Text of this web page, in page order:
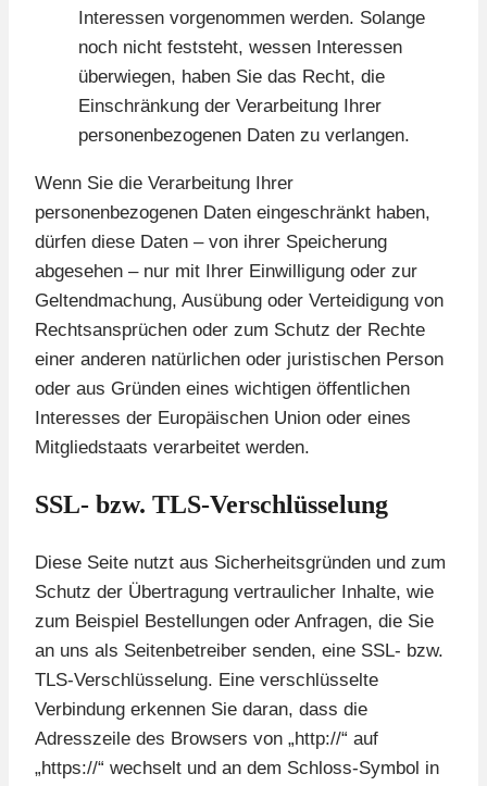
Interessen vorgenommen werden. Solange
noch nicht feststeht, wessen Interessen
überwiegen, haben Sie das Recht, die
Einschränkung der Verarbeitung Ihrer
personenbezogenen Daten zu verlangen.
Wenn Sie die Verarbeitung Ihrer
personenbezogenen Daten eingeschränkt haben,
dürfen diese Daten – von ihrer Speicherung
abgesehen – nur mit Ihrer Einwilligung oder zur
Geltendmachung, Ausübung oder Verteidigung von
Rechtsansprüchen oder zum Schutz der Rechte
einer anderen natürlichen oder juristischen Person
oder aus Gründen eines wichtigen öffentlichen
Interesses der Europäischen Union oder eines
Mitgliedstaats verarbeitet werden.
SSL- bzw. TLS-Verschlüsselung
Diese Seite nutzt aus Sicherheitsgründen und zum
Schutz der Übertragung vertraulicher Inhalte, wie
zum Beispiel Bestellungen oder Anfragen, die Sie
an uns als Seitenbetreiber senden, eine SSL- bzw.
TLS-Verschlüsselung. Eine verschlüsselte
Verbindung erkennen Sie daran, dass die
Adresszeile des Browsers von „http://“ auf
„https://“ wechselt und an dem Schloss-Symbol in